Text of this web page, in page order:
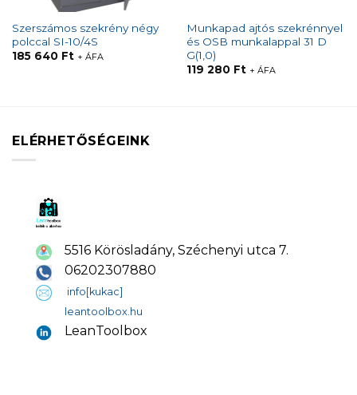
Szerszámos szekrény négy
polccal SI-10/4S
185 640 Ft + ÁFA
Munkapad ajtós szekrénnyel
és OSB munkalappal 31 D
G(1,0)
119 280 Ft + ÁFA
ELÉRHETŐSÉGEINK
5516 Körösladány, Széchenyi utca 7.
06202307880
info[kukac]
leantoolbox.hu
LeanToolbox